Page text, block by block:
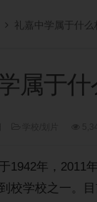
礼嘉中学属于什么
属于什
1942年，2011
校学校之一。